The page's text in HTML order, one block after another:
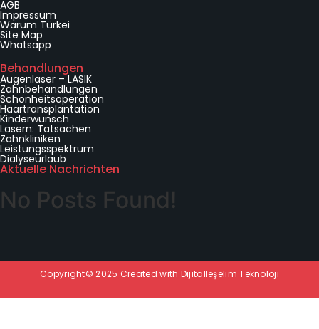
a
W
e
E
-
p
o
s
t
a
AGB
Impressum
Warum Türkei
Site Map
Whatsapp
Behandlungen
Augenlaser – LASIK
Zahnbehandlungen
Schönheitsoperation
Haartransplantation
Kinderwunsch
Lasern: Tatsachen
Zahnkliniken
Leistungsspektrum
Dialyseurlaub
Aktuelle Nachrichten
No Posts Found!
Copyright© 2025 Created with Dijitalleşelim Teknoloji